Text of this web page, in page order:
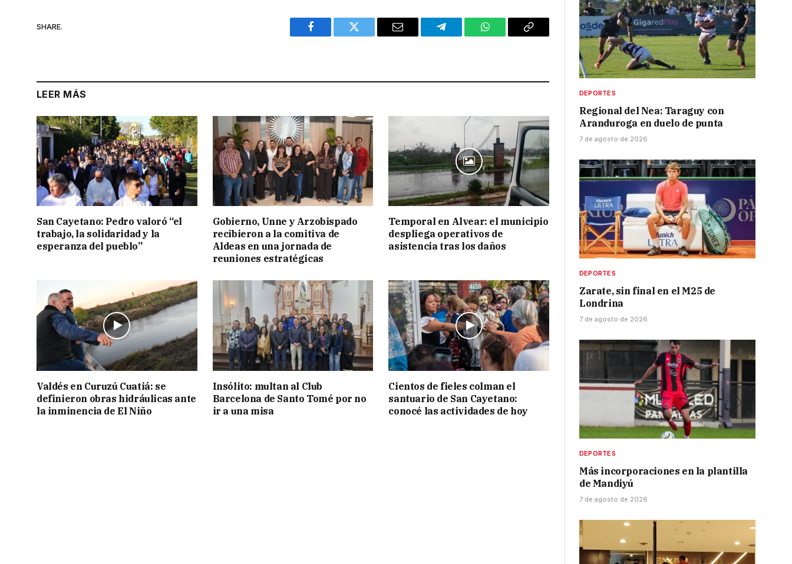
SHARE.
Facebook Twitter Email Telegram WhatsAppCopy
LEER MÁS
San Cayetano: Pedro valoró “el
trabajo, la solidaridad y la
esperanza del pueblo”
Gobierno, Unne y Arzobispado
recibieron a la comitiva de
Aldeas en una jornada de
reuniones estratégicas
Temporal en Alvear: el municipio
despliega operativos de
asistencia tras los daños
Valdés en Curuzú Cuatiá: se
definieron obras hidráulicas ante
la inminencia de El Niño
Insólito: multan al Club
Barcelona de Santo Tomé por no
ir a una misa
Cientos de fieles colman el
santuario de San Cayetano:
conocé las actividades de hoy
DEPORTES
Regional del Nea: Taraguy con
Aranduroga en duelo de punta
7 de agosto de 2026
DEPORTES
Zarate, sin final en el M25 de
Londrina
7 de agosto de 2026
DEPORTES
Más incorporaciones en la plantilla
de Mandiyú
7 de agosto de 2026